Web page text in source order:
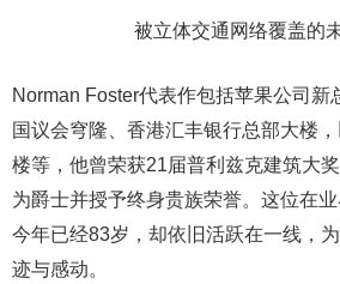
被立体交通网络覆盖的
Norman Foster代表作包括苹果公司新
国议会穹隆、香港汇丰银行总部大楼
楼等，他曾荣获21届普利兹克建筑大
为爵士并授予终身贵族荣誉。这位在业
今年已经83岁，却依旧活跃在一线，
迹与感动。